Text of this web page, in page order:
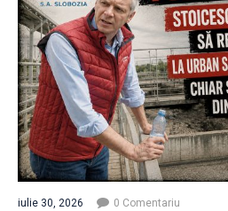
iulie 30, 2026 0 Comentariu